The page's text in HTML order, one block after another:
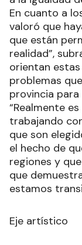
En cuanto a
valoró que
que están
realidad”,
orientan
problemas
provincia
“Realmente
trabajando
que son
el hecho de
regiones y
que
estamos
Eje artístico